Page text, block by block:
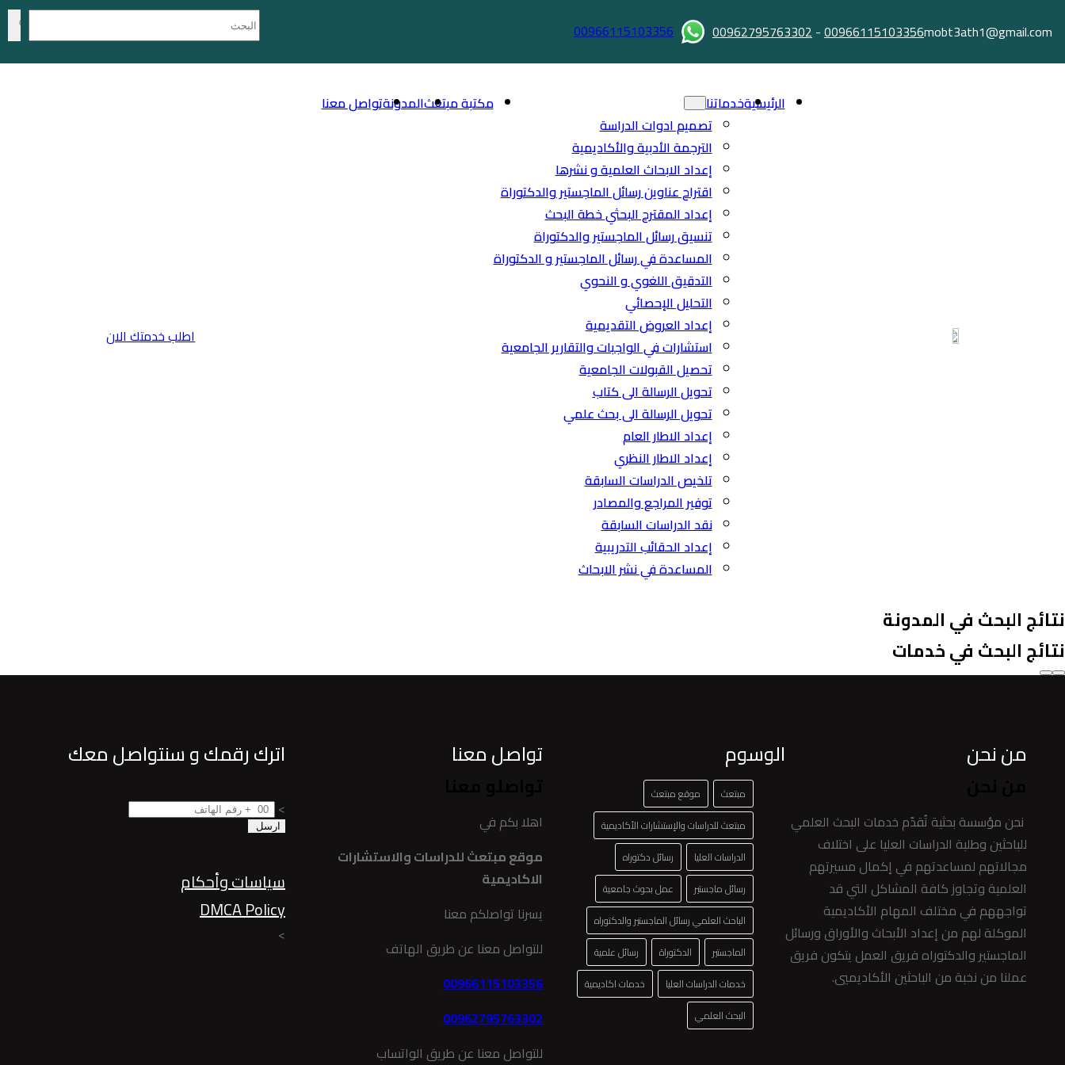
mobt3ath1@gmail.com
00966115103356
-
00962795763302
00966115103356
الرئيسيةخدماتنا
تصميم ادوات الدراسة
الترجمة الأدبية والأكاديمية
إعداد الابحاث العلمية و نشرها
اقتراح عناوين رسائل الماجستير والدكتوراة
إعداد المقترح البحثي خطة البحث
تنسيق رسائل الماجستير والدكتوراة
المساعدة في رسائل الماجستير و الدكتوراة
التدقيق اللغوي و النحوي
التحليل الإحصائي
إعداد العروض التقديمية
استشارات في الواجبات والتقارير الجامعية
تحصيل القبولات الجامعية
تحويل الرسالة الى كتاب
تحويل الرسالة الى بحث علمي
إعداد الاطار العام
إعداد الاطار النظري
تلخيص الدراسات السابقة
توفير المراجع والمصادر
نقد الدراسات السابقة
إعداد الحقائب التدريبية
المساعدة في نشر الابحاث
مكتبة مبتعثالمدونةتواصل معنا
اطلب خدمتك الان
نتائج البحث في المدونة
نتائج البحث في خدمات
من نحن
نحن مؤسسة بحثية تُقدّم خدمات البحث العلمي
للباحثين وطلبة الدراسات العليا على اختلاف
مجالاتهم لمساعدتهم في إكمال مسيرتهم
العلمية وتجاوز كافة المشاكل التي قد
تواجههم في مختلف المهام الأكاديمية
الموكلة لهم من إعداد الأبحاث والأوراق ورسائل
الماجستير والدكتوراه فريق العمل يتكون فريق
عملنا من نخبة من الباحثين الأكاديميي.
الوسوم
مبتعث
موقع مبتعث
مبتعث للدراسات والإستشارات الأكاديمية
الدراسات العليا
رسائل دكتوراه
رسائل ماجستير
عمل بحوث جامعية
الباحث العلمي رسائل الماجستير والدكتوراه
الماجستير
الدكتوراة
رسائل علمية
خدمات الدراسات العليا
خدمات اكاديمية
البحث العلمي
تواصل معنا
اهلا بكم في
موقع مبتعث للدراسات والاستشارات
الاكاديمية
يسرنا تواصلكم معنا
للتواصل معنا عن طريق الهاتف
00966115103356
00962795763302
للتواصل معنا عن طريق الواتساب
اترك رقمك و سنتواصل معك
>
سياسات وأحكام
DMCA Policy
>